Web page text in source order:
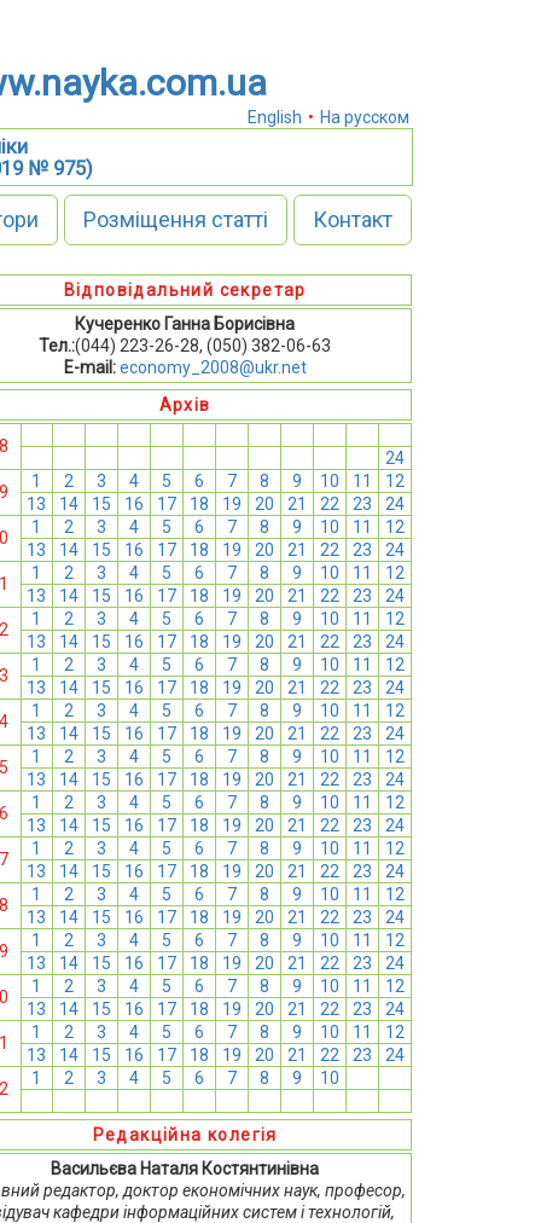
English • На русском
№ 975)
Розміщення статті Контакт
Відповідальний секретар
Кучеренко Ганна Борисівна
Тел.:(044) 223-26-28, (050) 382-06-63
E-mail:economy_2008@ukr.net
Архів
24
1 2 3 4 5 6 7 8 9 10 11
12
13
14 15 16 17 18 19 20 21 22 23
24
1 2 3 4 5 6 7 8 9 10 11
12
13
14 15 16 17 18 19 20 21 22 23
24
1 2 3 4 5 6 7 8 9 10 11
12
13
14 15 16 17 18 19 20 21 22 23
24
1 2 3 4 5 6 7 8 9 10 11
12
13
14 15 16 17 18 19 20 21 22 23
24
1 2 3 4 5 6 7 8 9 10 11
12
13
14 15 16 17 18 19 20 21 22 23
24
1 2 3 4 5 6 7 8 9 10 11
12
13
14 15 16 17 18 19 20 21 22 23
24
1 2 3 4 5 6 7 8 9 10 11
12
13
14 15 16 17 18 19 20 21 22 23
24
1 2 3 4 5 6 7 8 9 10 11
12
13
14 15 16 17 18 19 20 21 22 23
24
1 2 3 4 5 6 7 8 9 10 11
12
13
14 15 16 17 18 19 20 21 22 23
24
1 2 3 4 5 6 7 8 9 10 11
12
13
14 15 16 17 18 19 20 21 22 23
24
1 2 3 4 5 6 7 8 9 10 11
12
13
14 15 16 17 18 19 20 21 22 23
24
1 2 3 4 5 6 7 8 9 10 11
12
13
14 15 16 17 18 19 20 21 22 23
24
1 2 3 4 5 6 7 8 9 10 11
12
13
14 15 16 17 18 19 20 21 22 23
24
1 2 3 4 5 6 7 8 9 10
Редакційна колегія
Васильєва Наталя Костянтинівна
редактор, доктор економічних наук, професор,
кафедри інформаційних систем і технологій,